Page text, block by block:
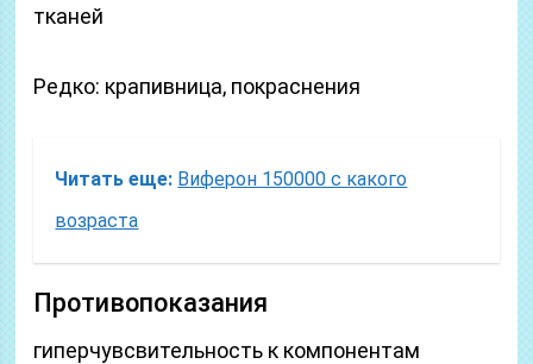
тканей
Редко: крапивница, покраснения
Читать еще: Виферон 150000 с какого
возраста
Противопоказания
гиперчувсвительность к компонентам